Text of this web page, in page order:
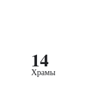
14
Храмы